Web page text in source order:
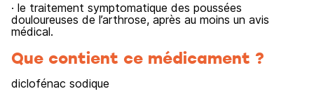
· le traitement symptomatique des poussées
douloureuses de l’arthrose, après au moins un avis
médical.
Que contient ce médicament ?
diclofénac sodique